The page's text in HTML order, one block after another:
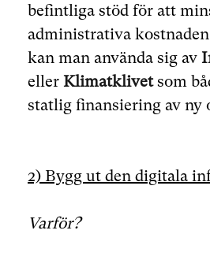
befintliga stöd för att
administrativa
kan man använda sig av
eller Klimatklivetsom
statlig finansiering av ny
2) Bygg ut den digitala
Varför?